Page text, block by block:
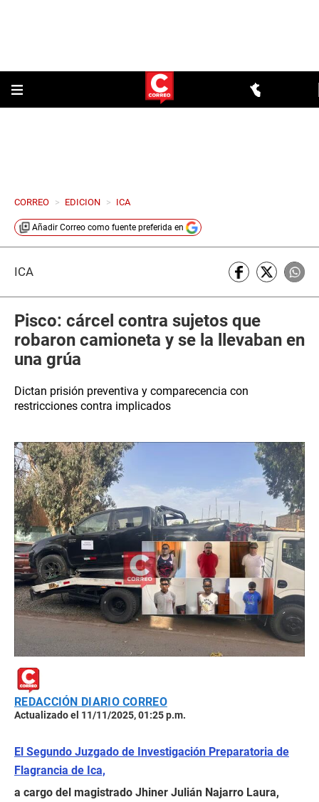
CORREO > EDICION > ICA
Añadir Correo como fuente preferida en
ICA
Pisco: cárcel contra sujetos que
robaron camioneta y se la llevaban en
una grúa
Dictan prisión preventiva y comparecencia con
restricciones contra implicados
REDACCIÓN DIARIO CORREO
Actualizado el 11/11/2025, 01:25 p.m.
El Segundo Juzgado de Investigación Preparatoria de
Flagrancia de Ica,
a cargo del magistrado Jhiner Julián Najarro Laura,